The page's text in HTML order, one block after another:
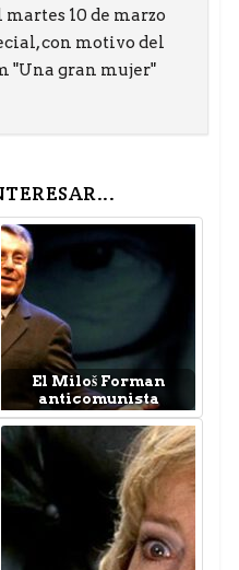
10 de marzo
con motivo del
"Una gran mujer"
El Miloš Forman
anticomunista